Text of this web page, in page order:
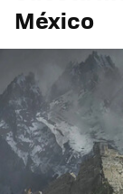
México